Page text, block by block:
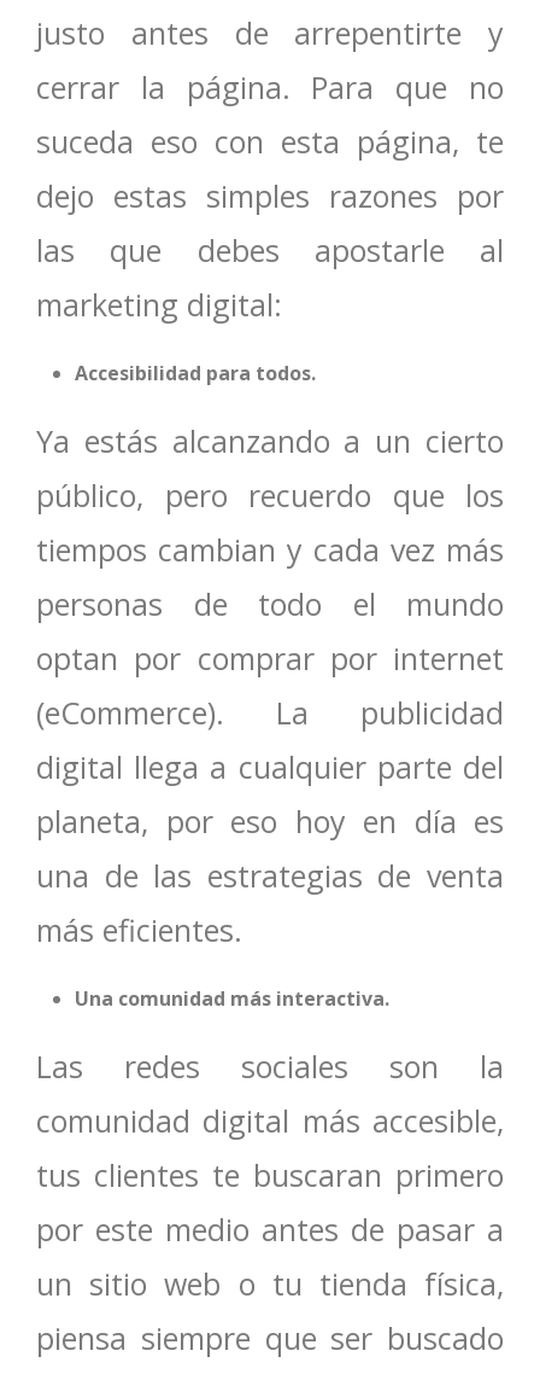
justo antes de arrepentirte y
cerrar la página. Para que no
suceda eso con esta página, te
dejo estas simples razones por
las que debes apostarle al
marketing digital:
Accesibilidad para todos.
Ya estás alcanzando a un cierto
público, pero recuerdo que los
tiempos cambian y cada vez más
personas de todo el mundo
optan por comprar por internet
(eCommerce). La publicidad
digital llega a cualquier parte del
planeta, por eso hoy en día es
una de las estrategias de venta
más eficientes.
Una comunidad más interactiva.
Las redes sociales son la
comunidad digital más accesible,
tus clientes te buscaran primero
por este medio antes de pasar a
un sitio web o tu tienda física,
piensa siempre que ser buscado